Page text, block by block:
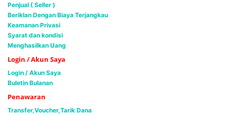
Penjual ( Seller )
Beriklan Dengan Biaya Terjangkau
Keamanan Privasi
Syarat dan kondisi
Menghasilkan Uang
Login / Akun Saya
Login / Akun Saya
Buletin Bulanan
Penawaran
Transfer,Voucher,Tarik Dana